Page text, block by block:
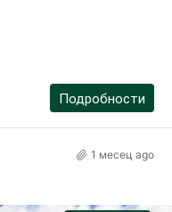
Подробности
1 месец ago